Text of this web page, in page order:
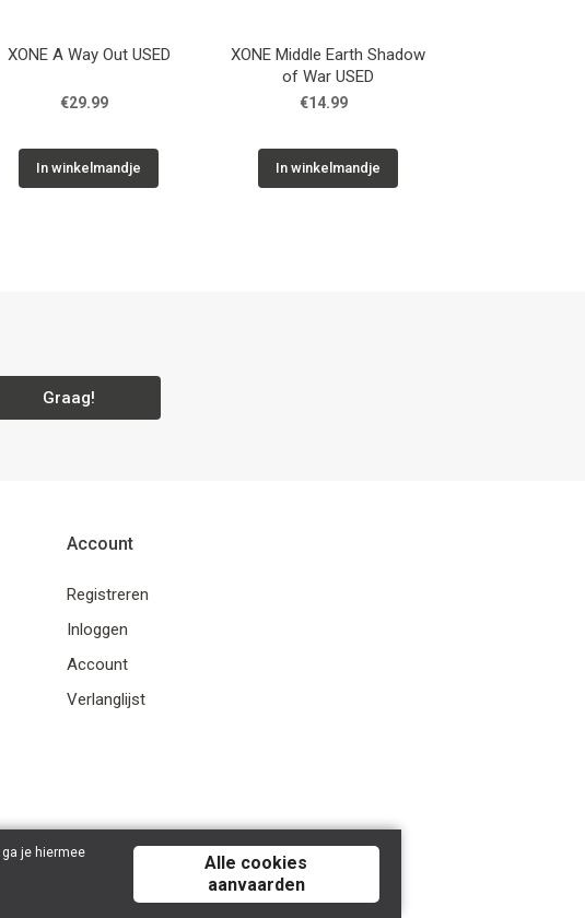
XONE A Way Out USED
€29.99
In winkelmandje
XONE Middle Earth Shadow
of War USED
€14.99
In winkelmandje
Graag!
Account
Registreren
Inloggen
Account
Verlanglijst
je hiermee
Alle cookies
aanvaarden